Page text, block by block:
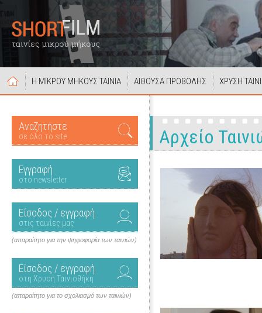
Η ΜΙΚΡΟΥ ΜΗΚΟΥΣ ΤΑΙΝΙΑ ΑΙΘΟΥΣΑ ΠΡΟΒΟΛΗΣ ΧΡΥΣΗ
Αναζητήστε
σε όλο το site
Εγγραφή
στο newsletter
Είσοδος / εγγραφή
στις ταινίες μας
(απαραίτητο για την ψηφοφορία των ταινιών)
Είσοδος / εγγραφή
στη Χρυσή Ταινιοθήκη
(απαραίτητο για το σχολιασμό των ταινιών)
Αρχείο